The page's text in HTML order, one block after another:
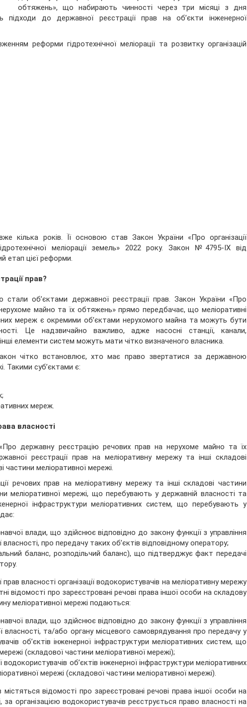
обтяжень», що набирають чинності через три місяці з дня
підходи до державної реєстрації прав на об’єкти інженерної
реформи гідротехнічної меліорації та розвитку організацій
кілька років. Її основою став Закон України «Про організації
меліорації земель» 2022 року. Закон №4795-IX від
етап цієї реформи.
прав?
стали об’єктами державної реєстрації прав. Закон України «Про
майно та їх обтяжень» прямо передбачає, що меліоративні
мереж є окремими об’єктами нерухомого майна та можуть бути
Це надзвичайно важливо, адже насосні станції, канали,
елементи систем можуть мати чітко визначеного власника.
чітко встановлює, хто має право звертатися за державною
Такими суб’єктами є:
мереж.
власності
державну реєстрацію речових прав на нерухоме майно та їх
реєстрації прав на меліоративну мережу та інші складові
частини меліоративної мережі.
речових прав на меліоративну мережу та інші складові частини
меліоративної мережі, що перебувають у державній власності та
інфраструктури меліоративних систем, що перебувають у
влади, що здійснює відповідно до закону функції з управління
про передачу таких об’єктів відповідному оператору;
баланс, розподільчий баланс), що підтверджує факт передачі
власності організації водокористувачів на меліоративну мережу
відомості про зареєстровані речові права іншої особи на складову
меліоративної мережі подаються:
влади, що здійснює відповідно до закону функції з управління
власності, та/або органу місцевого самоврядування про передачу у
об’єктів інженерної інфраструктури меліоративних систем, що
(складової частини меліоративної мережі);
водокористувачів об’єктів інженерної інфраструктури меліоративних
мережі (складової частини меліоративної мережі).
відомості про зареєстровані речові права іншої особи на
організацією водокористувачів реєструється право власності на